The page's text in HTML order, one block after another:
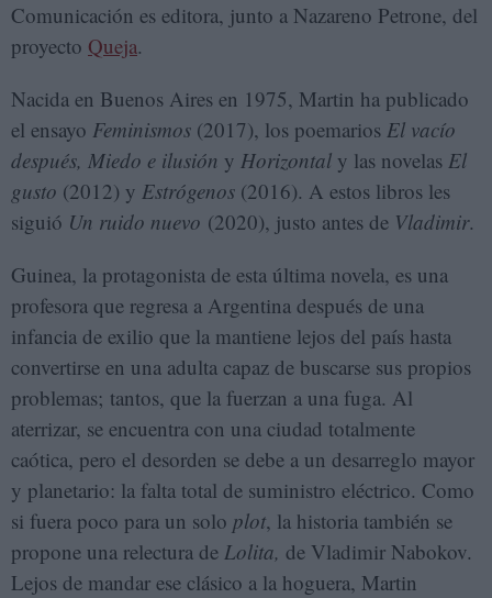
Comunicación es editora, junto a Nazareno Petrone, del
proyecto Queja.
Nacida en Buenos Aires en 1975, Martin ha publicado
el ensayo Feminismos (2017), los poemarios El vacío
después, Miedo e ilusión y Horizontal y las novelas El
gusto (2012) y Estrógenos (2016). A estos libros les
siguió Un ruido nuevo (2020), justo antes de Vladimir.
Guinea, la protagonista de esta última novela, es una
profesora que regresa a Argentina después de una
infancia de exilio que la mantiene lejos del país hasta
convertirse en una adulta capaz de buscarse sus propios
problemas; tantos, que la fuerzan a una fuga. Al
aterrizar, se encuentra con una ciudad totalmente
caótica, pero el desorden se debe a un desarreglo mayor
y planetario: la falta total de suministro eléctrico. Como
si fuera poco para un solo plot, la historia también se
propone una relectura de Lolita, de Vladimir Nabokov.
Lejos de mandar ese clásico a la hoguera, Martin